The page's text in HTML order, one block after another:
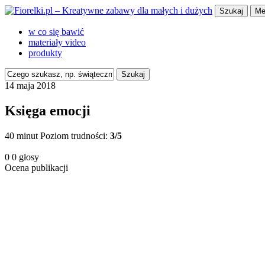
Szukaj
w co się bawić
materiały video
produkty
Szukaj
14 maja 2018
Księga emocji
40 minut Poziom trudności: 3/5
0 0 głosy
Ocena publikacji